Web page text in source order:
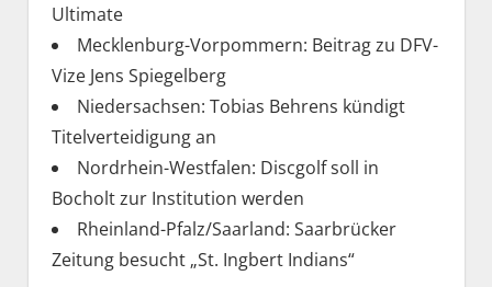
Ultimate
Mecklenburg-Vorpommern: Beitrag zu DFV-
Vize Jens Spiegelberg
Niedersachsen: Tobias Behrens kündigt
Titelverteidigung an
Nordrhein-Westfalen: Discgolf soll in
Bocholt zur Institution werden
Rheinland-Pfalz/Saarland: Saarbrücker
Zeitung besucht „St. Ingbert Indians“